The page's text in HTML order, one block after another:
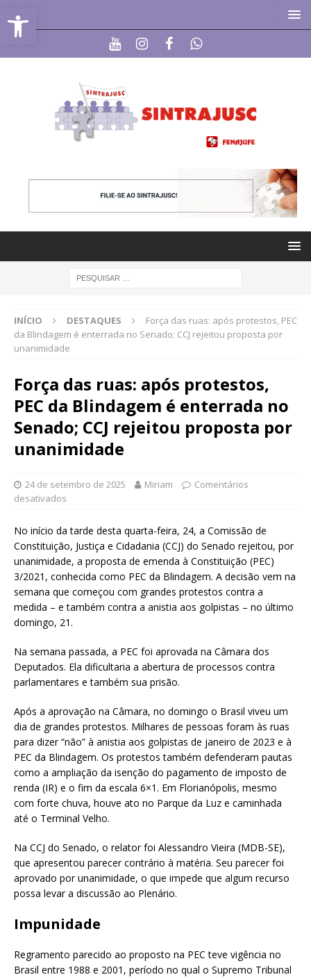
Abrir a barra de ferramentas
INÍCIO DESTAQUES
Força das ruas: após protestos, PEC
da Blindagem é enterrada no Senado; CCJ rejeitou proposta por
unanimidade
Força das ruas: após protestos,
PEC da Blindagem é enterrada no
Senado; CCJ rejeitou proposta por
unanimidade
24 de setembro de 2025 Miriam
Comentários
desativados
No início da tarde desta quarta-feira, 24, a Comissão de
Constituição, Justiça e Cidadania (CCJ) do Senado rejeitou, por
unanimidade, a proposta de emenda à Constituição (PEC)
3/2021, conhecida como PEC da Blindagem. A decisão vem na
semana que começou com grandes protestos contra a
medida – e também contra a anistia aos golpistas – no último
domingo, 21.
Na semana passada, a PEC foi aprovada na Câmara dos
Deputados. Ela dificultaria a abertura de processos contra
parlamentares e também sua prisão.
Após a aprovação na Câmara, no domingo o Brasil viveu um
dia de grandes protestos. Milhares de pessoas foram às ruas
para dizer “não” à anistia aos golpistas de janeiro de 2023 e à
PEC da Blindagem. Os protestos também defenderam pautas
como a ampliação da isenção do pagamento de imposto de
renda (IR) e o fim da escala 6×1. Em Florianópolis, mesmo
com forte chuva, houve ato no Parque da Luz e caminhada
até o Terminal Velho.
Na CCJ do Senado, o relator foi Alessandro Vieira (MDB-SE),
que apresentou parecer contrário à matéria. Seu parecer foi
aprovado por unanimidade, o que impede que algum recurso
possa levar a discussão ao Plenário.
Impunidade
Regramento parecido ao proposto na PEC teve vigência no
Brasil entre 1988 e 2001, período no qual o Supremo Tribunal